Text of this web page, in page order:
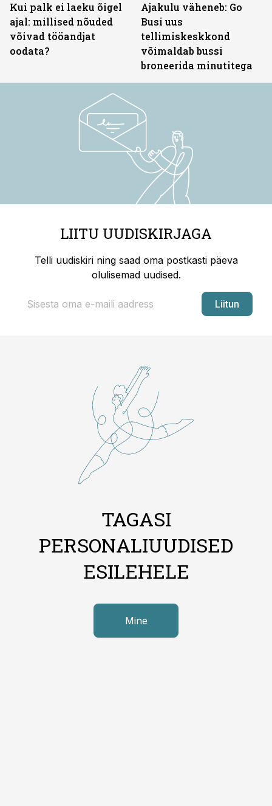
Kui palk ei laeku õigel
ajal: millised nõuded
võivad tööandjat
oodata?
Ajakulu väheneb: Go
Busi uus
tellimiskeskkond
võimaldab bussi
broneerida minutitega
LIITU UUDISKIRJAGA
Telli uudiskiri ning saad oma postkasti päeva
olulisemad uudised.
Liitun
TAGASI
PERSONALIUUDISED
ESILEHELE
Mine